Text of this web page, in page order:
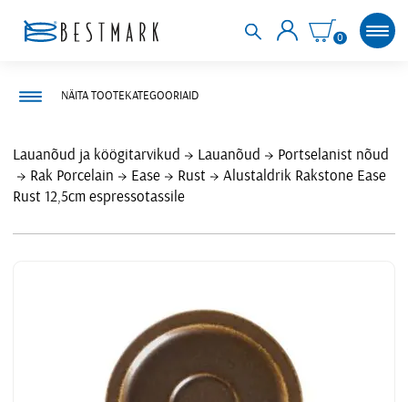
0
Lauanõud ja köögitarvikud Lauanõud
Portselanist nõud
Rak Porcelain
Ease Rust
Alustaldrik Rakstone Ease
Rust 12,5cm espressotassile
NÄITA TOOTEKATEGOORIAID